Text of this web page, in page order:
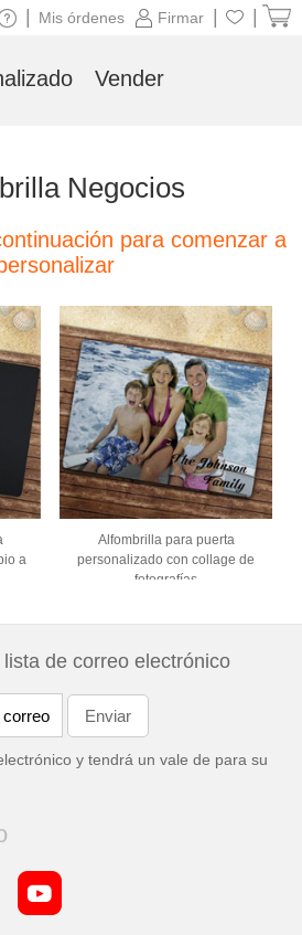
Negocios
para comenzar a
a
Alfombrilla para puerta
personalizado con collage de
fotografías
de correo electrónico
y tendrá un vale de para su
Firmar
Mis órdenes
Vender